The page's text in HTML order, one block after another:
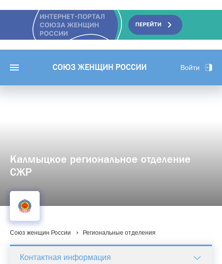
СОЮЗ ЖЕНЩИН РОССИИ Войти
Калмыцкое региональное отделение
СЖР
Союз женщин России Региональные отделения
Контактная информация